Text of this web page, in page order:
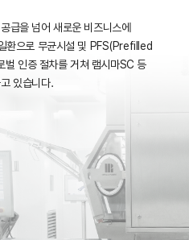
급을 넘어 새로운 비즈니스에
환으로 무균시설 및 PFS(Prefilled
인증 절차를 거쳐 램시마SC 등
있습니다.